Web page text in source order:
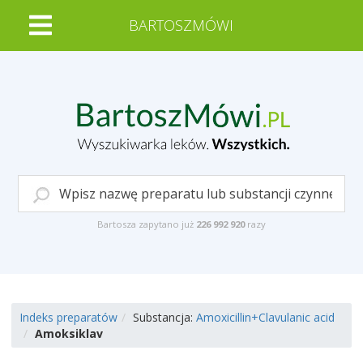
BARTOSZMÓWI
Bartosza zapytano już 226 992 920 razy
Indeks preparatów Substancja: Amoxicillin+Clavulanic acid
Amoksiklav